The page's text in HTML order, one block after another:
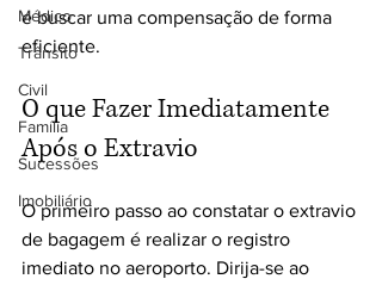
Médico
Trânsito
Civil
Família
Sucessões
Imobiliário
e buscar uma compensação de forma
eficiente.
O que Fazer Imediatamente
Após o Extravio
O primeiro passo ao constatar o extravio
de bagagem é realizar o registro
imediato no aeroporto. Dirija-se ao